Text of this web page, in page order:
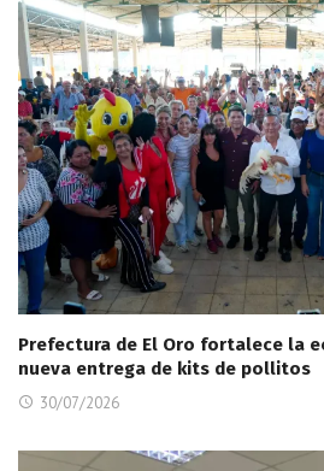
Prefectura de El Oro fortalece la
nueva entrega de kits de pollitos
30/07/2026